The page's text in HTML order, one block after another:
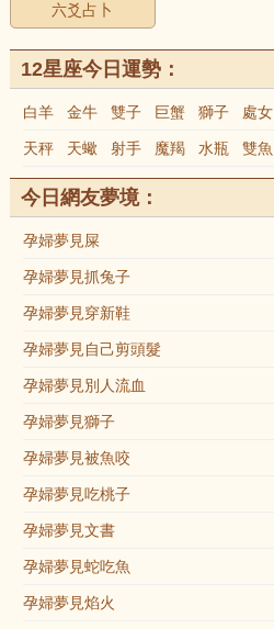
六爻占卜
12星座今日運勢：
白羊 金牛 雙子 巨蟹 獅子 處女
天秤 天蠍 射手 魔羯 水瓶 雙魚
今日網友夢境：
孕婦夢見屎
孕婦夢見抓兔子
孕婦夢見穿新鞋
孕婦夢見自己剪頭髮
孕婦夢見別人流血
孕婦夢見獅子
孕婦夢見被魚咬
孕婦夢見吃桃子
孕婦夢見文書
孕婦夢見蛇吃魚
孕婦夢見焰火